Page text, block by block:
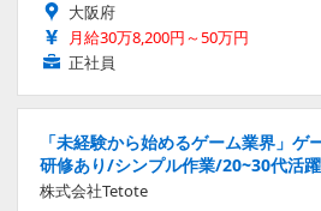
大阪府
月給30万8,200円～50万円
正社員
「未経験から始めるゲーム業界」
研修あり/シンプル作業/20~30代活
株式会社Tetote